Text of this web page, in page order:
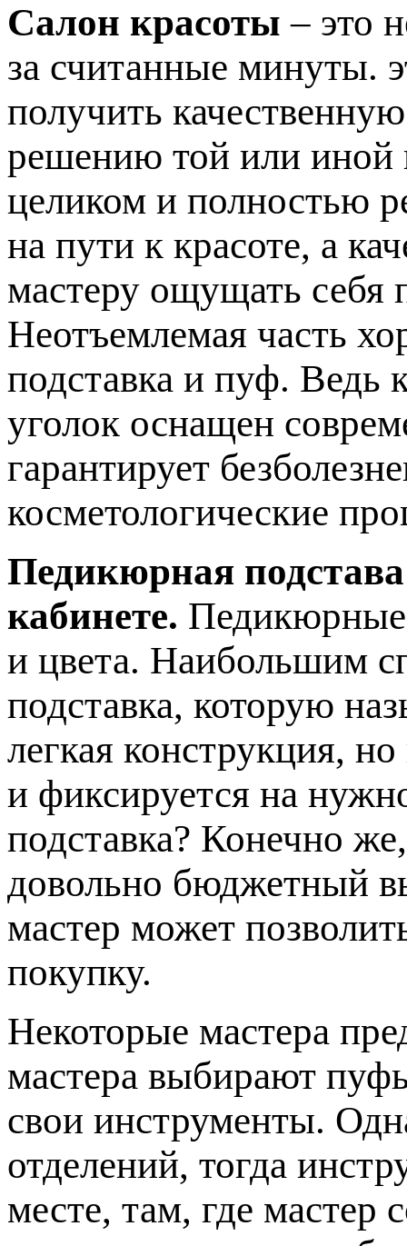
Салон красоты – это
за считанные минуты.
получить
решению той или иной
целиком и полностью
на пути к красоте, а
мастеру ощущать себя
Неотъемлемая часть
подставка и пуф. Ведь
уголок оснащен
гарантирует
косметологические
Педикюрная подстава
кабинете. Педикюрные
и цвета. Наибольшим
подставка, которую
легкая конструкция,
и фиксируется на
подставка? Конечно
довольно бюджетный
мастер может
покупку.
Некоторые мастера
мастера выбирают
свои инструменты.
отделений, тогда
месте, там, где